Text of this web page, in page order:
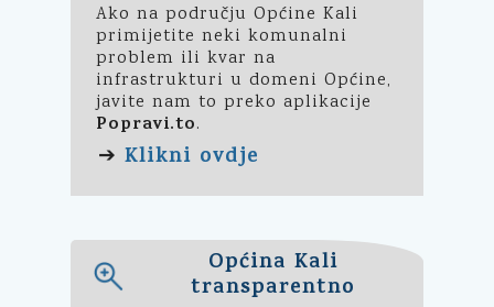
Ako na području Općine Kali
primijetite neki komunalni
problem ili kvar na
infrastrukturi u domeni Općine,
javite nam to preko aplikacije
Popravi.to.
➔ Klikni ovdje
Općina Kali
transparentno